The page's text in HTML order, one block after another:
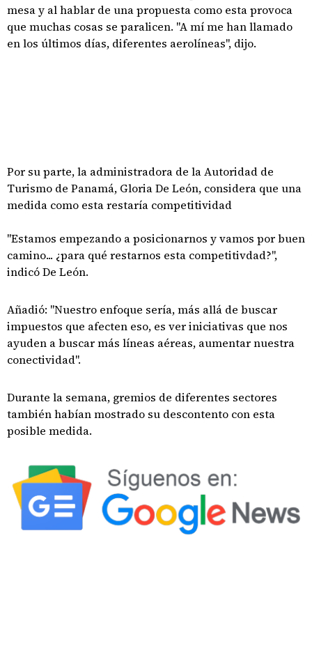
mesa y al hablar de una propuesta como esta provoca
que muchas cosas se paralicen. "A mí me han llamado
en los últimos días, diferentes aerolíneas", dijo.
Por su parte, la administradora de la Autoridad de
Turismo de Panamá, Gloria De León, considera que una
medida como esta restaría competitividad
"Estamos empezando a posicionarnos y vamos por buen
camino... ¿para qué restarnos esta competitivdad?",
indicó De León.
Añadió: "Nuestro enfoque sería, más allá de buscar
impuestos que afecten eso, es ver iniciativas que nos
ayuden a buscar más líneas aéreas, aumentar nuestra
conectividad".
Durante la semana, gremios de diferentes sectores
también habían mostrado su descontento con esta
posible medida.